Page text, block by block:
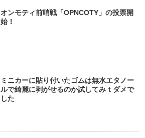
オンモティ前哨戦「OPNCOTY」の投票開
始！
ミニカーに貼り付いたゴムは無水エタノー
ルで綺麗に剥がせるのか試してみｔダメで
した